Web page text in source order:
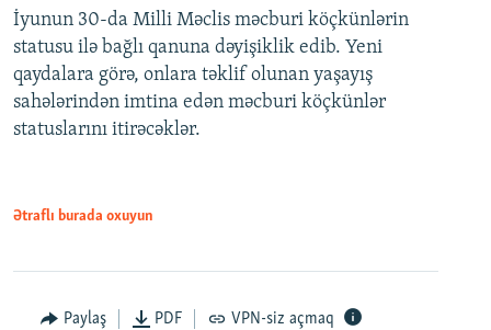
Auto 240p 360p 480p
360p
480p
720p
İyunun 30-da Milli Məclis məcburi köçkünlərin
statusu ilə bağlı qanuna dəyişiklik edib. Yeni
qaydalara görə, onlara təklif olunan yaşayış
sahələrindən imtina edən məcburi köçkünlər
statuslarını itirəcəklər.
Ətraflı burada oxuyun
Paylaş PDF VPN-siz açmaq